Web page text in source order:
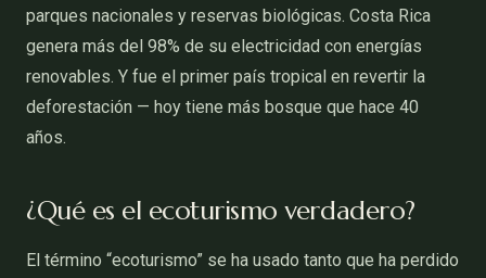
parques nacionales y reservas biológicas. Costa Rica
genera más del 98% de su electricidad con energías
renovables. Y fue el primer país tropical en revertir la
deforestación — hoy tiene más bosque que hace 40
años.
¿Qué es el ecoturismo verdadero?
El término “ecoturismo” se ha usado tanto que ha perdido